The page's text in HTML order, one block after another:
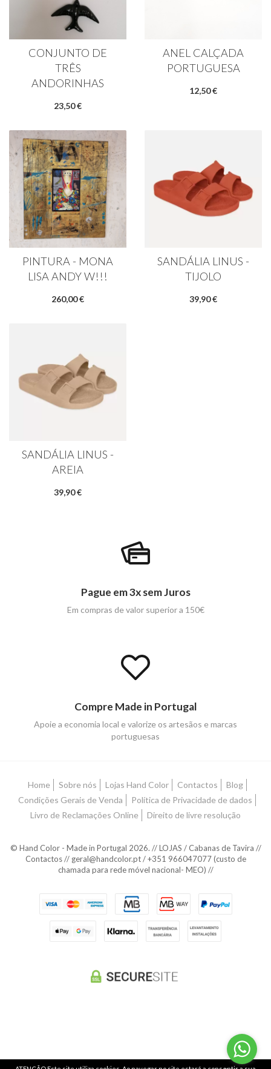
CONJUNTO DE
TRÊS
ANDORINHAS
23,50 €
ANEL CALÇADA
PORTUGUESA
12,50 €
PINTURA - MONA
LISA ANDY W!!!
260,00 €
SANDÁLIA LINUS -
TIJOLO
39,90 €
SANDÁLIA LINUS -
AREIA
39,90 €
Pague em 3x sem Juros
Em compras de valor superior a 150€
Compre Made in Portugal
Apoie a economia local e valorize os artesãos e marcas
portuguesas
Home Sobre nós Lojas Hand Color Contactos
Blog
Condições Gerais de Venda
Política de Privacidade de dados
Livro de Reclamações Online
Direito de livre resolução
© Hand Color - Made in Portugal 2026. // LOJAS / Cabanas de Tavira //
Contactos // geral@handcolor.pt / +351 966047077 (custo de
chamada para rede móvel nacional- MEO) //